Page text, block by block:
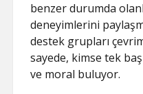
benzer durumda
deneyimlerini
destek grupları
sayede, kimse tek
ve moral buluyor.